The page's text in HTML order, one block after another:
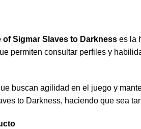
of Sigmar Slaves to Darkness es la
permiten consultar perfiles y
buscan agilidad en el juego y
to Darkness, haciendo que sea